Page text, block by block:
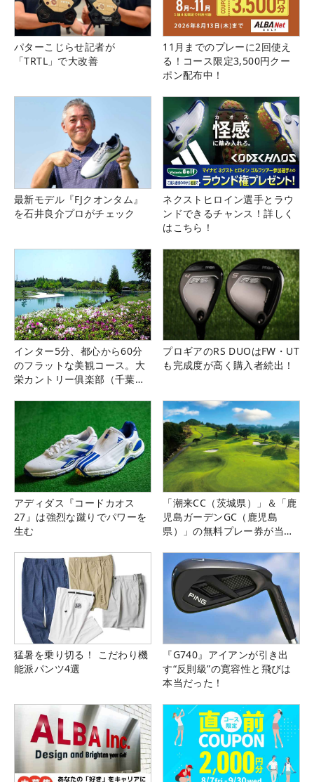
パターこじらせ記者が
「TRTL」で大改善
11月までのプレーに2回使え
る！コース限定3,500円クー
ポン配布中！
最新モデル『FJクオンタム』
を石井良介プロがチェック
ネクストヒロイン選手とラウ
ンドできるチャンス！詳しく
はこちら！
インター5分、都心から60分
のフラットな美観コース。大
栄カントリー俱楽部（千葉
プロギアのRS DUOはFW・UT
も完成度が高く購入者続出！
アディダス『コードカオス
27』は強烈な蹴りでパワーを
生む
「潮来CC（茨城県）」＆「鹿
児島ガーデンGC（鹿児島
県）」の無料プレー券が当た
猛暑を乗り切る！ こだわり機
能派パンツ4選
『G740』アイアンが引き出
す“反則級”の寛容性と飛びは
本当だった！